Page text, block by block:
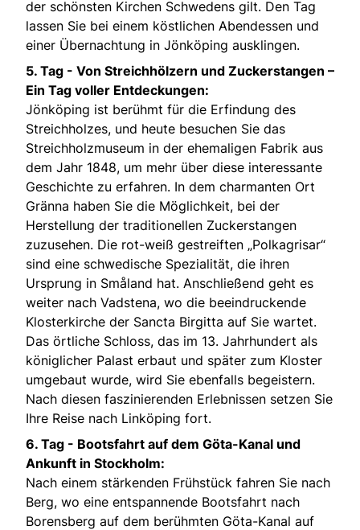
der schönsten Kirchen Schwedens gilt. Den Tag
lassen Sie bei einem köstlichen Abendessen und
einer Übernachtung in Jönköping ausklingen.
5. Tag - Von Streichhölzern und Zuckerstangen –
Ein Tag voller Entdeckungen:
Jönköping ist berühmt für die Erfindung des
Streichholzes, und heute besuchen Sie das
Streichholzmuseum in der ehemaligen Fabrik aus
dem Jahr 1848, um mehr über diese interessante
Geschichte zu erfahren. In dem charmanten Ort
Gränna haben Sie die Möglichkeit, bei der
Herstellung der traditionellen Zuckerstangen
zuzusehen. Die rot-weiß gestreiften „Polkagrisar“
sind eine schwedische Spezialität, die ihren
Ursprung in Småland hat. Anschließend geht es
weiter nach Vadstena, wo die beeindruckende
Klosterkirche der Sancta Birgitta auf Sie wartet.
Das örtliche Schloss, das im 13. Jahrhundert als
königlicher Palast erbaut und später zum Kloster
umgebaut wurde, wird Sie ebenfalls begeistern.
Nach diesen faszinierenden Erlebnissen setzen Sie
Ihre Reise nach Linköping fort.
6. Tag - Bootsfahrt auf dem Göta-Kanal und
Ankunft in Stockholm:
Nach einem stärkenden Frühstück fahren Sie nach
Berg, wo eine entspannende Bootsfahrt nach
Borensberg auf dem berühmten Göta-Kanal auf